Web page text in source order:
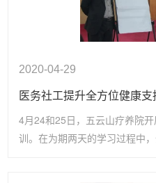
2020-04-29
4月24和25日，五云山疗养院
训。在为期两天的学习过程中